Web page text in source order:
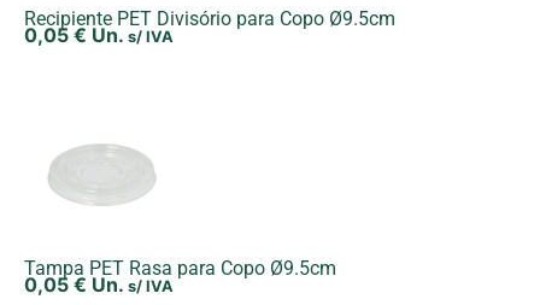
Recipiente PET Divisório para Copo Ø9.5cm
0,05 € Un. s/ IVA
Tampa PET Rasa para Copo Ø9.5cm
0,05 € Un. s/ IVA